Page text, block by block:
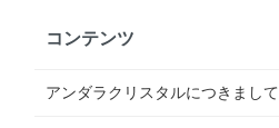
コンテンツ
アンダラクリスタルにつきまして